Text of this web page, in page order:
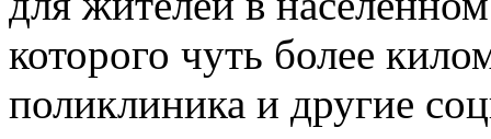
которого чуть более
поликлиника и другие